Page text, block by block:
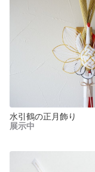
水引鶴の正月飾り
展示中